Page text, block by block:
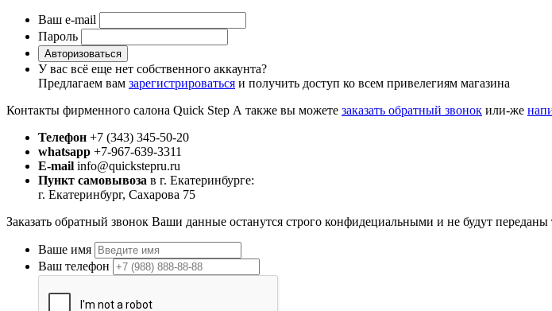
Ваш e-mail
Пароль
Авторизоваться
У вас всё еще нет собственного аккаунта?
Предлагаем вам зарегистрироваться и получить доступ ко всем привелегиям магазина
Контакты фирменного салона Quick Step А также вы можете заказать обратный звонок или-же
Телефон +7 (343) 345-50-20
whatsapp +7-967-639-3311
E-mail info@quickstepru.ru
Пункт самовывоза в г. Екатеринбурге:
г. Екатеринбург, Сахарова 75
Заказать обратный звонок Ваши данные останутся строго конфидециальными и не будут переданы
Ваше имя
Ваш телефон